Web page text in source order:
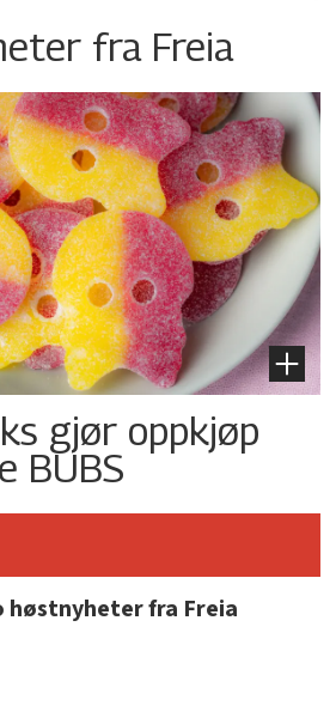
fra Freia
gjør oppkjøp
BUBS
høstnyheter fra Freia